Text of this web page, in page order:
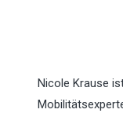
Nicole Krause